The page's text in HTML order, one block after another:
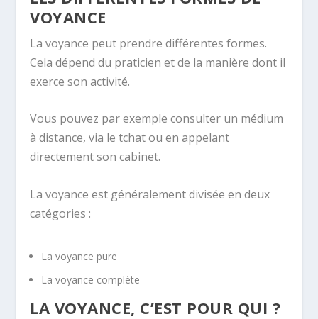
VOYANCE
La voyance peut prendre différentes formes.
Cela dépend du praticien et de la manière dont il
exerce son activité.
Vous pouvez par exemple consulter un médium
à distance, via le tchat ou en appelant
directement son cabinet.
La voyance est généralement divisée en deux
catégories :
La voyance pure
La voyance complète
LA VOYANCE, C’EST POUR QUI ?